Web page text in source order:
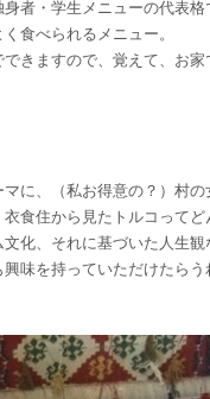
者・学生メニューの代表
食べられるメニュー。
きますので、覚えて、お
に、（私お得意の？）村
衣食住から見たトルコっ
文化、それに基づいた人生
味を持っていただけたら